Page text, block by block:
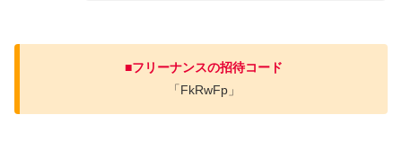
■フリーナンスの招待コード
「FkRwFp」